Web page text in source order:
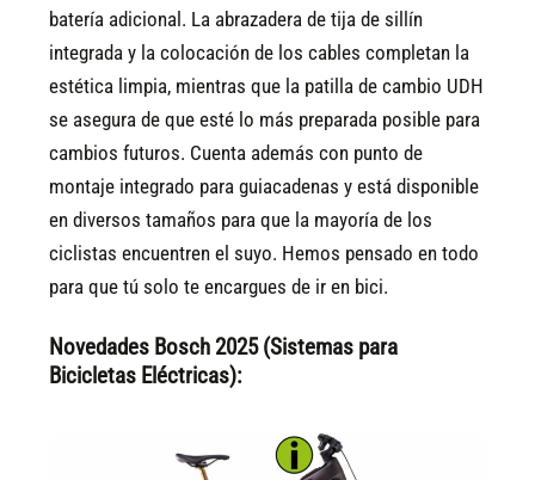
batería adicional. La abrazadera de tija de sillín
integrada y la colocación de los cables completan la
estética limpia, mientras que la patilla de cambio UDH
se asegura de que esté lo más preparada posible para
cambios futuros. Cuenta además con punto de
montaje integrado para guiacadenas y está disponible
en diversos tamaños para que la mayoría de los
ciclistas encuentren el suyo. Hemos pensado en todo
para que tú solo te encargues de ir en bici.
Novedades Bosch 2025 (Sistemas para
Bicicletas Eléctricas):